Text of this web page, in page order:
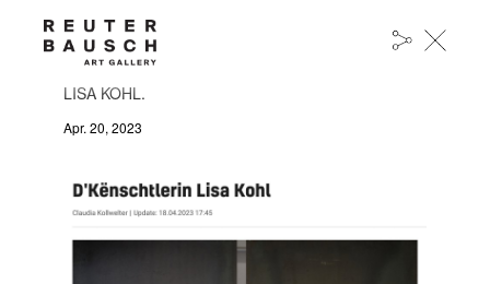
PODPURRI - MIR SCHWÄTZE KULTUR - DE
LISA KOHL.
Apr. 20, 2023